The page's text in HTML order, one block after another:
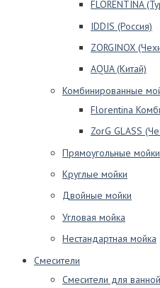
FLORENTINA
IDDIS (Россия)
ZORGINOX
AQUA (Китай)
Комбинированные
Florentina
ZorG GLASS
Прямоугольные мойки
Круглые мойки
Двойные мойки
Угловая мойка
Нестандартная мойка
Смесители
Смесители для